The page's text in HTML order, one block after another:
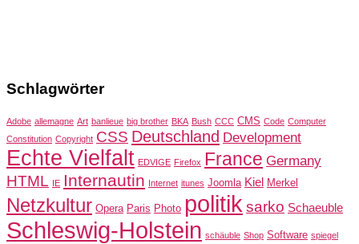
Schlagwörter
Adobe allemagne Art banlieue big brother BKA Bush CCC CMS Code Computer
Constitution Copyright CSS Deutschland Development
Echte Vielfalt EDVIGE Firefox France Germany
HTML IE Internautin Internet itunes Joomla Kiel Merkel
Netzkultur Opera Paris Photo politik sarko Schaeuble
Schleswig-Holstein schäuble Shop Software spiegel